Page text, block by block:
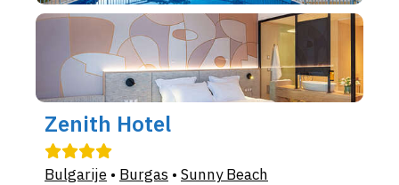
Zenith Hotel
Bulgarije • Burgas • Sunny Beach